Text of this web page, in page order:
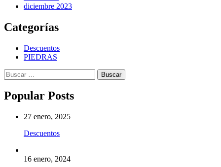
diciembre 2023
Categorías
Descuentos
PIEDRAS
Buscar:
Popular Posts
27 enero, 2025
Descuentos
16 enero, 2024